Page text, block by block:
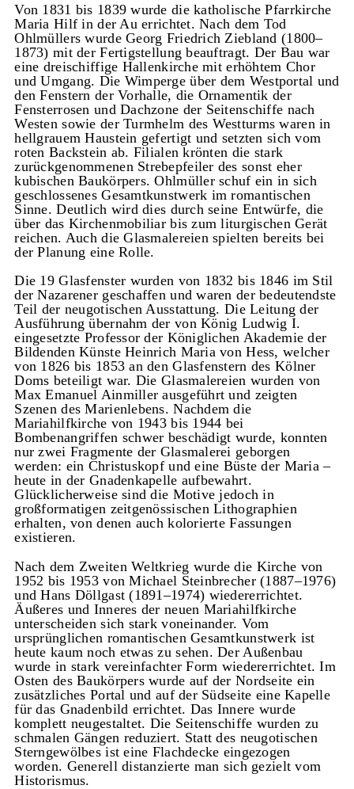
Von 1831 bis 1839 wurde die katholische Pfarrkirche
Maria Hilf in der Au errichtet. Nach dem Tod
Ohlmüllers wurde Georg Friedrich Ziebland (1800–
1873) mit der Fertigstellung beauftragt. Der Bau war
eine dreischiffige Hallenkirche mit erhöhtem Chor
und Umgang. Die Wimperge über dem Westportal und
den Fenstern der Vorhalle, die Ornamentik der
Fensterrosen und Dachzone der Seitenschiffe nach
Westen sowie der Turmhelm des Westturms waren in
hellgrauem Haustein gefertigt und setzten sich vom
roten Backstein ab. Filialen krönten die stark
zurückgenommenen Strebepfeiler des sonst eher
kubischen Baukörpers. Ohlmüller schuf ein in sich
geschlossenes Gesamtkunstwerk im romantischen
Sinne. Deutlich wird dies durch seine Entwürfe, die
über das Kirchenmobiliar bis zum liturgischen Gerät
reichen. Auch die Glasmalereien spielten bereits bei
der Planung eine Rolle.
Die 19 Glasfenster wurden von 1832 bis 1846 im Stil
der Nazarener geschaffen und waren der bedeutendste
Teil der neugotischen Ausstattung. Die Leitung der
Ausführung übernahm der von König Ludwig I.
eingesetzte Professor der Königlichen Akademie der
Bildenden Künste Heinrich Maria von Hess, welcher
von 1826 bis 1853 an den Glasfenstern des Kölner
Doms beteiligt war. Die Glasmalereien wurden von
Max Emanuel Ainmiller ausgeführt und zeigten
Szenen des Marienlebens. Nachdem die
Mariahilfkirche von 1943 bis 1944 bei
Bombenangriffen schwer beschädigt wurde, konnten
nur zwei Fragmente der Glasmalerei geborgen
werden: ein Christuskopf und eine Büste der Maria –
heute in der Gnadenkapelle aufbewahrt.
Glücklicherweise sind die Motive jedoch in
großformatigen zeitgenössischen Lithographien
erhalten, von denen auch kolorierte Fassungen
existieren.
Nach dem Zweiten Weltkrieg wurde die Kirche von
1952 bis 1953 von Michael Steinbrecher (1887–1976)
und Hans Döllgast (1891–1974) wiedererrichtet.
Äußeres und Inneres der neuen Mariahilfkirche
unterscheiden sich stark voneinander. Vom
ursprünglichen romantischen Gesamtkunstwerk ist
heute kaum noch etwas zu sehen. Der Außenbau
wurde in stark vereinfachter Form wiedererrichtet. Im
Osten des Baukörpers wurde auf der Nordseite ein
zusätzliches Portal und auf der Südseite eine Kapelle
für das Gnadenbild errichtet. Das Innere wurde
komplett neugestaltet. Die Seitenschiffe wurden zu
schmalen Gängen reduziert. Statt des neugotischen
Sterngewölbes ist eine Flachdecke eingezogen
worden. Generell distanzierte man sich gezielt vom
Historismus.